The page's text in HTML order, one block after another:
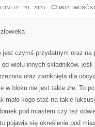
ON LIP - 20 - 2025
MOŻLIWOŚĆ
jest czymś przydatnym oraz na
wielu innych składników.
oraz zamknięta dla
w bloku nie jest takie złe. To
mało kogo stać na takie
pod miastem czy też
pojawia się określenie pod